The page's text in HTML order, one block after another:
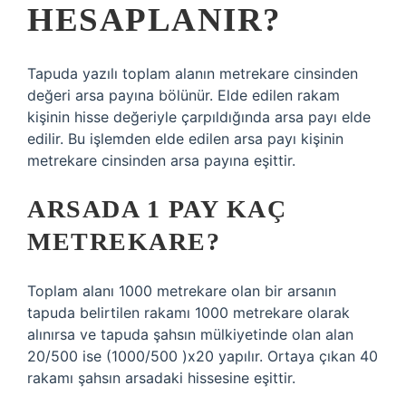
HESAPLANIR?
Tapuda yazılı toplam alanın metrekare cinsinden
değeri arsa payına bölünür. Elde edilen rakam
kişinin hisse değeriyle çarpıldığında arsa payı elde
edilir. Bu işlemden elde edilen arsa payı kişinin
metrekare cinsinden arsa payına eşittir.
ARSADA 1 PAY KAÇ
METREKARE?
Toplam alanı 1000 metrekare olan bir arsanın
tapuda belirtilen rakamı 1000 metrekare olarak
alınırsa ve tapuda şahsın mülkiyetinde olan alan
20/500 ise (1000/500 )x20 yapılır. Ortaya çıkan 40
rakamı şahsın arsadaki hissesine eşittir.